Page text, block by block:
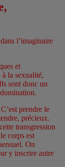
l’imaginaire
et
la sexualité,
sont donc un
prendre le
précieux.
transgression
corps est
On
y inscrire autre